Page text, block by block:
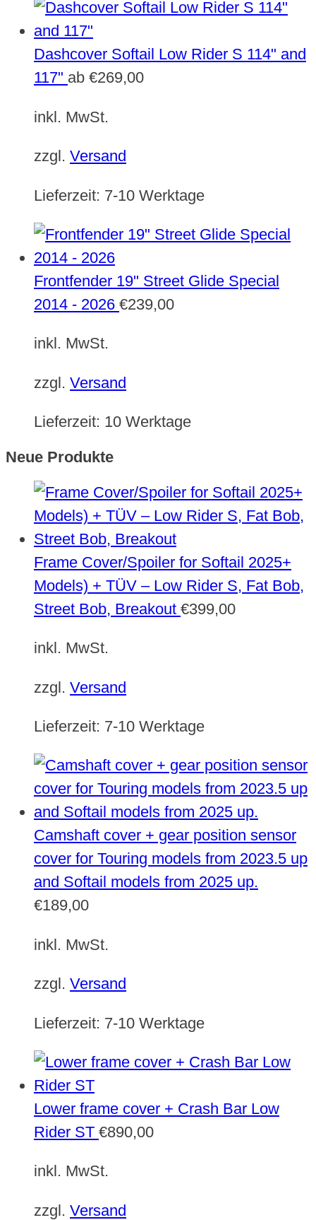
Dashcover Softail Low Rider S 114" and
117" ab €269,00
inkl. MwSt.
zzgl. Versand
Lieferzeit: 7-10 Werktage
Frontfender 19" Street Glide Special
2014 - 2026 €239,00
inkl. MwSt.
zzgl. Versand
Lieferzeit: 10 Werktage
Neue Produkte
Frame Cover/Spoiler for Softail 2025+
Models) + TÜV – Low Rider S, Fat Bob,
Street Bob, Breakout €399,00
inkl. MwSt.
zzgl. Versand
Lieferzeit: 7-10 Werktage
Camshaft cover + gear position sensor
cover for Touring models from 2023.5 up
and Softail models from 2025 up.
€189,00
inkl. MwSt.
zzgl. Versand
Lieferzeit: 7-10 Werktage
Lower frame cover + Crash Bar Low
Rider ST €890,00
inkl. MwSt.
zzgl. Versand